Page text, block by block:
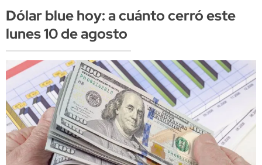
Dólar blue hoy: a cuánto cerró este
lunes 10 de agosto